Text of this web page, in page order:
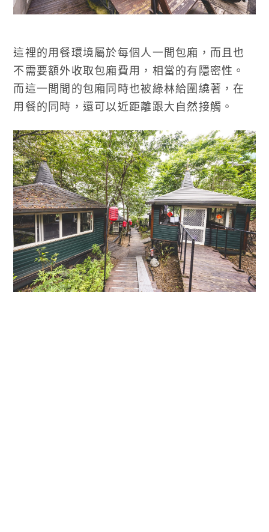
這裡的用餐環境屬於每個人一間包廂，而且也
不需要額外收取包廂費用，相當的有隱密性。
而這一間間的包廂同時也被綠林給圍繞著，在
用餐的同時，還可以近距離跟大自然接觸。